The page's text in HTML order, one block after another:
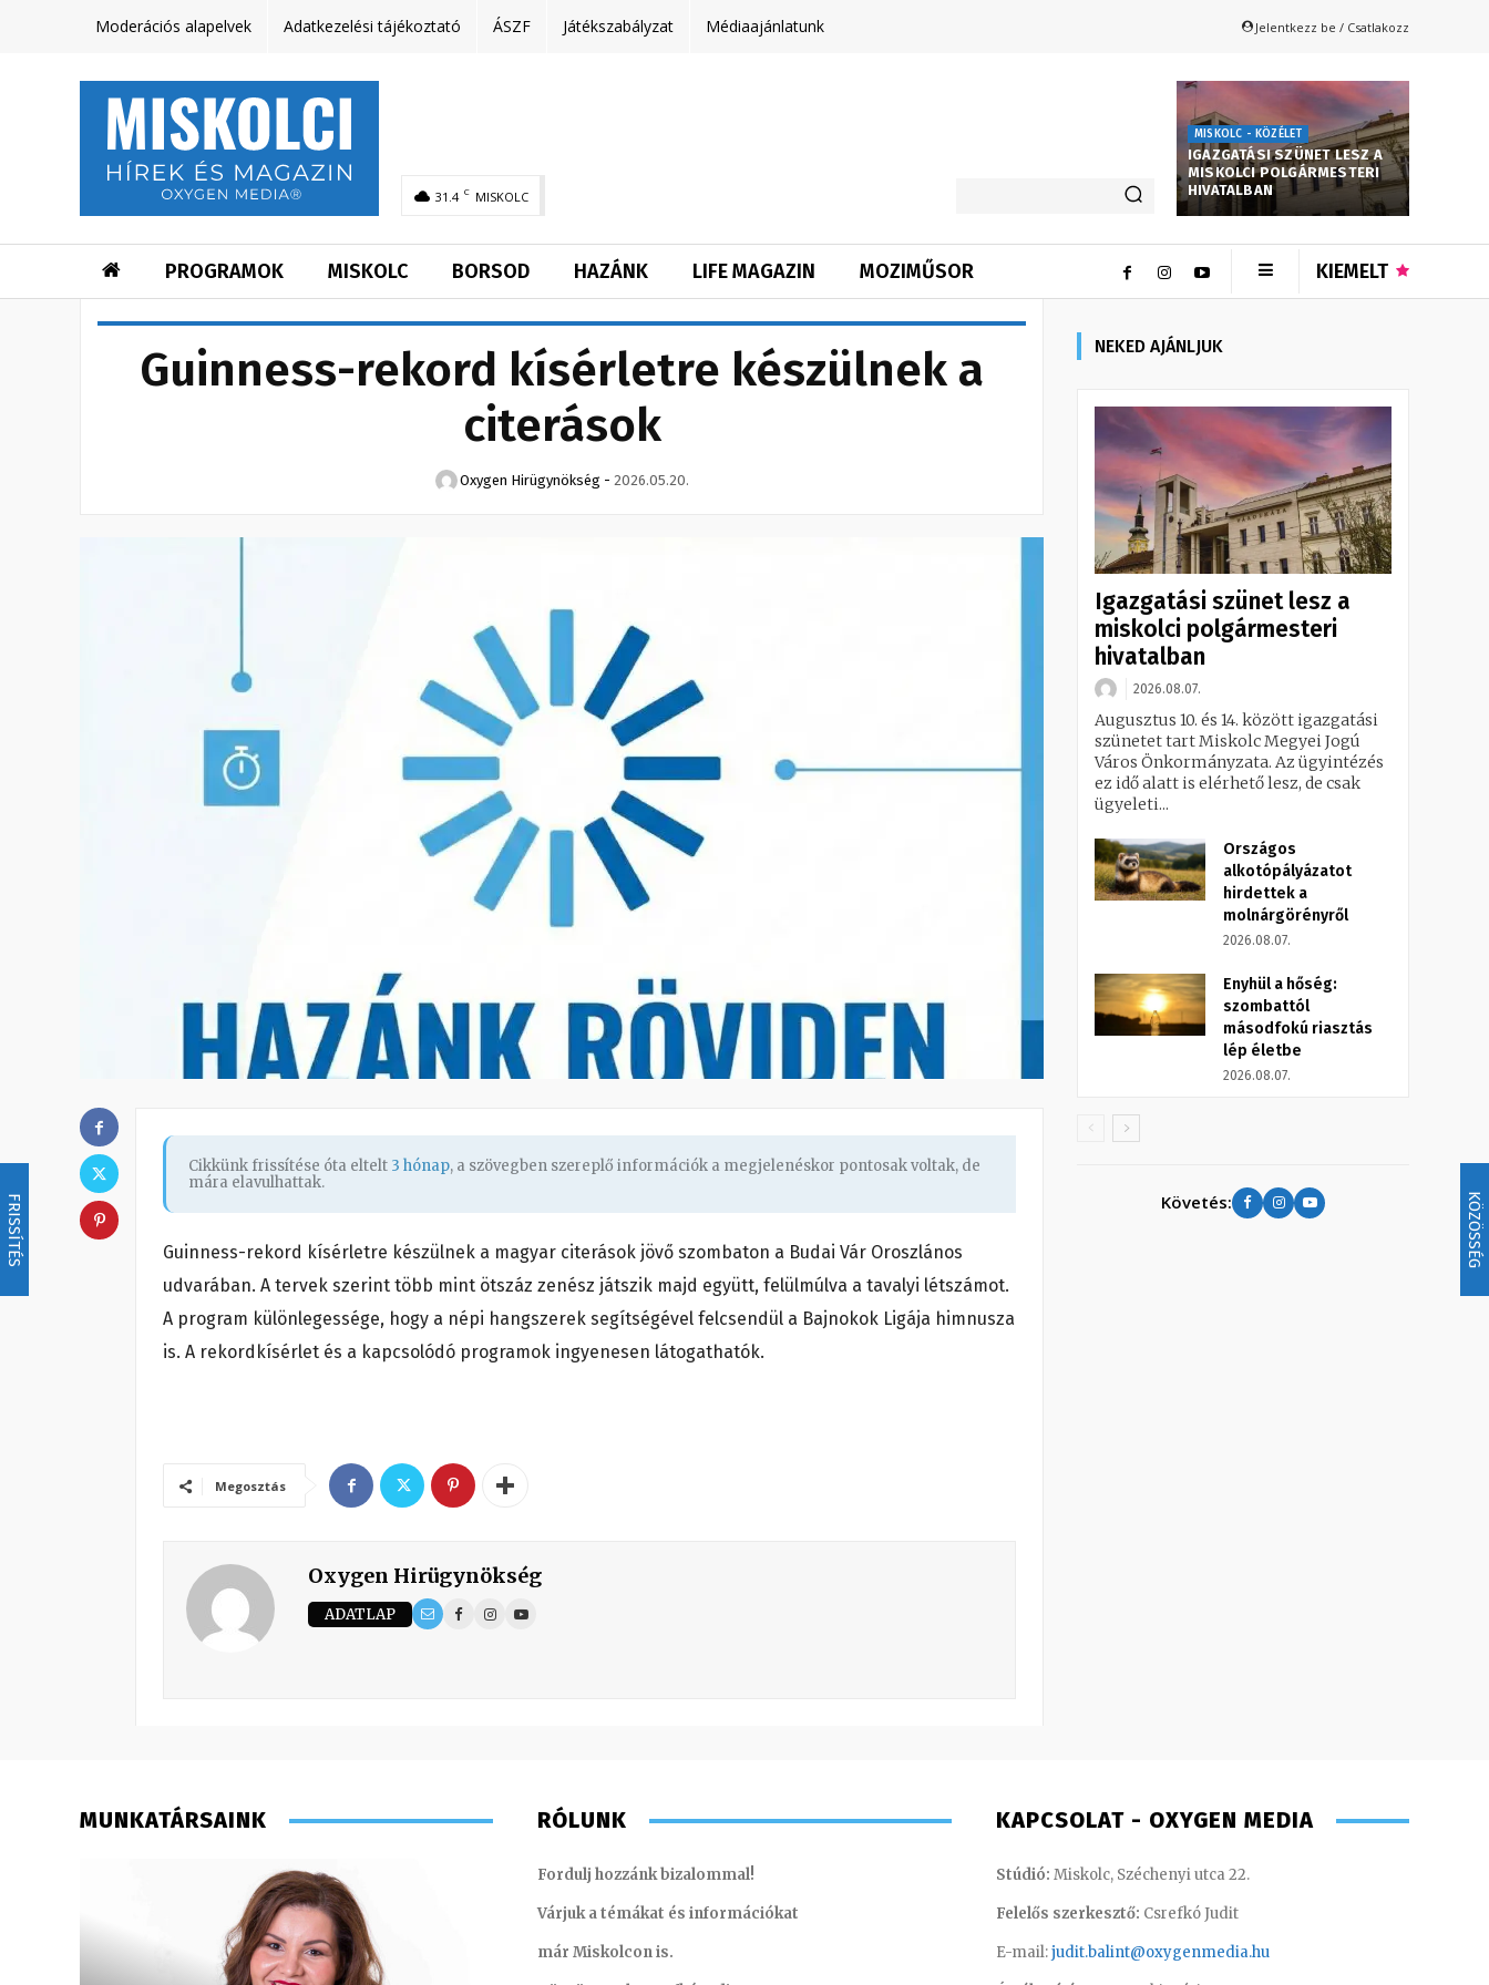
FRISSÍTÉS KÖZÖSSÉG
Moderációs alapelvek Adatkezelési tájékoztató ÁSZF Játékszabályzat Médiaajánlatunk Jelentkezz be / Csatlakozz
31.4 C MISKOLC
MISKOLC - KÖZÉLET
IGAZGATÁSI SZÜNET LESZ A
MISKOLCI POLGÁRMESTERI
HIVATALBAN
PROGRAMOK MISKOLC BORSOD HAZÁNK LIFE MAGAZIN MOZIMŰSOR KIEMELT
Guinness-rekord kísérletre készülnek a
citerások
Oxygen Hirügynökség - 2026.05.20.
Cikkünk frissítése óta eltelt 3 hónap, a szövegben szereplő információk a megjelenéskor pontosak voltak, de
mára elavulhattak.
Guinness-rekord kísérletre készülnek a magyar citerások jövő szombaton a Budai Vár Oroszlános
udvarában. A tervek szerint több mint ötszáz zenész játszik majd együtt, felülmúlva a tavalyi létszámot.
A program különlegessége, hogy a népi hangszerek segítségével felcsendül a Bajnokok Ligája himnusza
is. A rekordkísérlet és a kapcsolódó programok ingyenesen látogathatók.
Megosztás
Oxygen Hirügynökség
ADATLAP
NEKED AJÁNLJUK
Igazgatási szünet lesz a
miskolci polgármesteri
hivatalban
2026.08.07.
Augusztus 10. és 14. között igazgatási
szünetet tart Miskolc Megyei Jogú
Város Önkormányzata. Az ügyintézés
ez idő alatt is elérhető lesz, de csak
ügyeleti...
Országos
alkotópályázatot
hirdettek a
molnárgörényről
2026.08.07.
Enyhül a hőség:
szombattól
másodfokú riasztás
lép életbe
2026.08.07.
Követés:
MUNKATÁRSAINK RÓLUNK
Fordulj hozzánk bizalommal!
Várjuk a témákat és információkat
már Miskolcon is.
KAPCSOLAT - OXYGEN MEDIA
Stúdió: Miskolc, Széchenyi utca 22.
Felelős szerkesztő: Csrefkó Judit
E-mail:judit.balint@oxygenmedia.hu